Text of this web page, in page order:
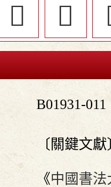
󷳘 󷳕
B01931-011
〔關鍵文獻
《中國書法